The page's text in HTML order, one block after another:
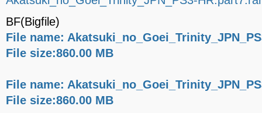
BF(Bigfile)
File name:
File size:860.00 MB
File name:
File size:860.00 MB